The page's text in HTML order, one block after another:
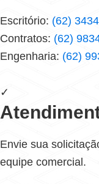
Escritório: (62)
Contratos: (62)
Engenharia: (62)
✓
Envie sua
equipe comercial.